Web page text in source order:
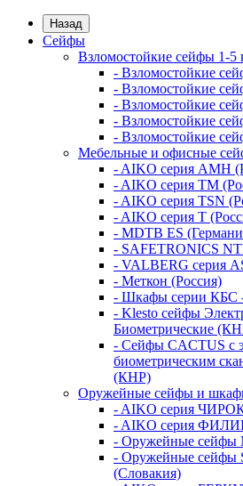
Назад
Сейфы
Взломостойкие сейфы 1-5
- Взломостойкие
- Взломостойкие
- Взломостойкие
- Взломостойкие
- Взломостойкие
Мебельные и офисные
- AIKO серия AMH
- AIKO серия TM
- AIKO серия TSN
- AIKO серия Т
- MDTB ES
- SAFETRONICS
- VALBERG серия
- Меткон (Россия)
- Шкафы серии КБС
- Klesto сейфы
Биометрические
- Сейфы CACTUS с
биометрическим
(КНР)
Оружейные сейфы и
- AIKO серия
- AIKO серия
- Оружейные сейфы
- Оружейные сейфы
(Словакия)